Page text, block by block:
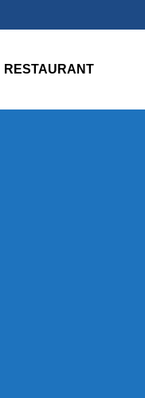
RESTAURANT